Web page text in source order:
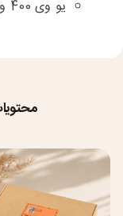
یو وی 400 و پولاریزه